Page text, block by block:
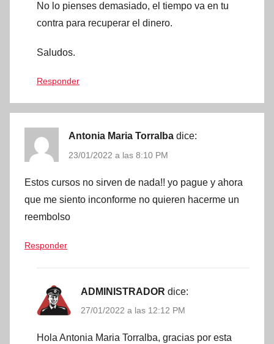
No lo pienses demasiado, el tiempo va en tu
contra para recuperar el dinero.
Saludos.
Responder
Antonia Maria Torralba dice:
23/01/2022 a las 8:10 PM
Estos cursos no sirven de nada!! yo pague y ahora
que me siento inconforme no quieren hacerme un
reembolso
Responder
ADMINISTRADOR dice:
27/01/2022 a las 12:12 PM
Hola Antonia Maria Torralba, gracias por esta